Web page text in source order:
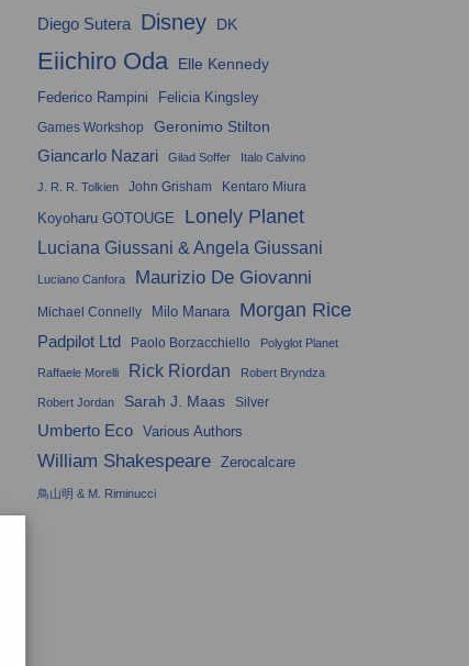
Diego Sutera Disney DK
Eiichiro Oda Elle Kennedy
Federico Rampini
Felicia Kingsley
Games Workshop
Geronimo Stilton
Giancarlo Nazari
Gilad Soffer Italo Calvino
J. R. R. Tolkien John Grisham Kentaro Miura
Koyoharu GOTOUGE Lonely Planet
Luciana Giussani & Angela Giussani
Luciano Canfora Maurizio De Giovanni
Michael Connelly Milo Manara Morgan Rice
Padpilot Ltd Paolo Borzacchiello Polyglot Planet
Raffaele Morelli Rick Riordan Robert Bryndza
Robert Jordan Sarah J. Maas Silver
Umberto Eco Various Authors
William Shakespeare Zerocalcare
鳥山明 & M. Riminucci